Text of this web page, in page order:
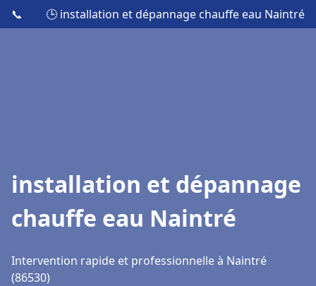
📞 🕒 installation et dépannage chauffe eau Naintré
installation et dépannage
chauffe eau Naintré
Intervention rapide et professionnelle à Naintré
(86530)